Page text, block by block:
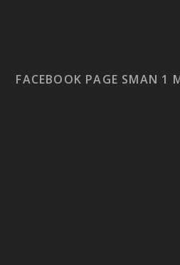
FACEBOOK PAGE SMAN 1